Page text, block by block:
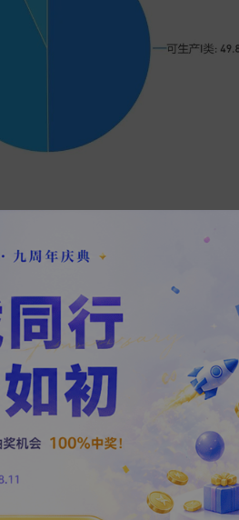
进口产品占据了主要市场。未来，
须同时抓住技术与成本两项优势，
鼓励医疗器械创新研发，不断提高